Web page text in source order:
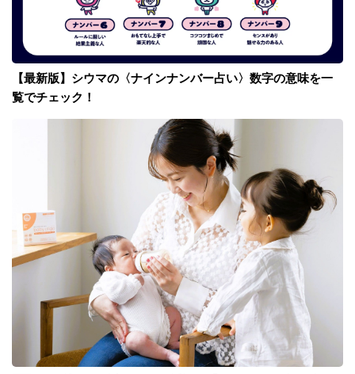
【最新版】シウマの〈ナインナンバー占い〉数字の意味を一
覧でチェック！